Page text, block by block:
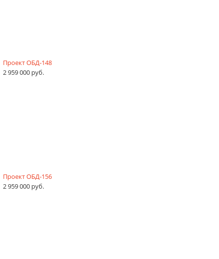
Проект ОБД-148
2 959 000 руб.
Проект ОБД-156
2 959 000 руб.